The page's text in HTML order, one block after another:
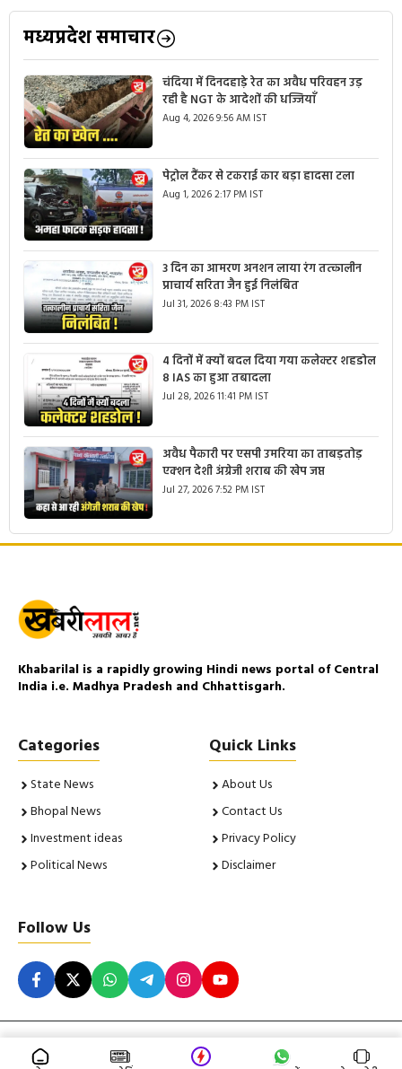
मध्यप्रदेश समाचार
चंदिया में दिनदहाड़े रेत का अवैध परिवहन उड़
रही है NGT के आदेशों की धज्जियाँ
Aug 4, 2026 9:56 AM IST
पेट्रोल टैंकर से टकराई कार बड़ा हादसा टला
Aug 1, 2026 2:17 PM IST
3 दिन का आमरण अनशन लाया रंग तत्कालीन
प्राचार्य सरिता जैन हुई निलंबित
Jul 31, 2026 8:43 PM IST
4 दिनों में क्यों बदल दिया गया कलेक्टर शहडोल
8 IAS का हुआ तबादला
Jul 28, 2026 11:41 PM IST
अवैध पैकारी पर एसपी उमरिया का ताबड़तोड़
एक्शन देशी अंग्रेजी शराब की खेप जप्त
Jul 27, 2026 7:52 PM IST
Khabarilal is a rapidly growing Hindi news portal of Central
India i.e. Madhya Pradesh and Chhattisgarh.
Categories
State News
Bhopal News
Investment ideas
Political News
Quick Links
About Us
Contact Us
Privacy Policy
Disclaimer
Follow Us
© 2026 Khabarilal. All Rights Reserved. Insight Corporation |
Powered By